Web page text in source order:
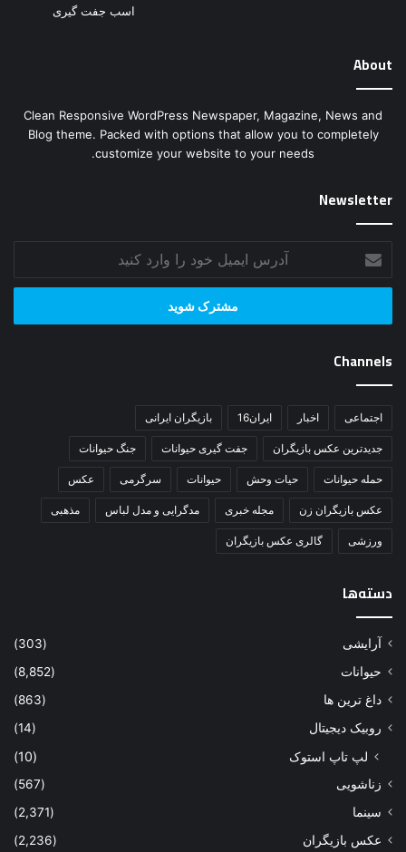
About
Clean Responsive WordPress Newspaper, Magazine, News and
Blog theme. Packed with options that allow you to completely
customize your website to your needs.
Newsletter
ایمیل
خود
وارد
Channels
اجتماعی اخبار ایران16 بازیگران ایرانی
جدیدترین عکس بازیگران جفت گیری حیوانات جنگ حیوانات
حمله حیوانات حیات وحش حیوانات سرگرمی عکس
عکس بازیگران زن مجله خبری مدگرایی و مدل لباس مذهبی
ورزشی گالری عکس بازیگران
دسته‌ها
آرایشی
(303)
حیوانات
(8,852)
داغ ترین ها
(863)
روبیک دیجیتال
(14)
لپ تاپ استوک (10)
زناشویی
(567)
سینما
(2,371)
عکس بازیگران
(2,236)